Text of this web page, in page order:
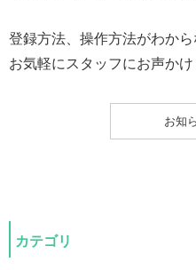
登録方法、操作方法がわか
お気軽にスタッフにお声か
お知
カテゴリ